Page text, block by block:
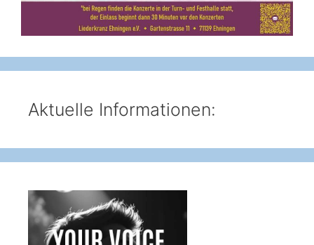
Aktuelle Informationen: